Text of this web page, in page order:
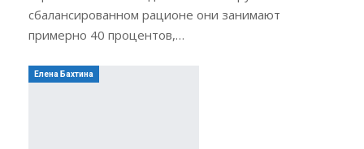
сбалансированном рационе они занимают
примерно 40 процентов,…
Елена Бахтина